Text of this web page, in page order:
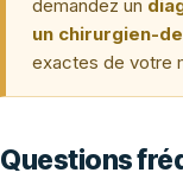
demandez un
un chirurgien-
exactes de votre
Questions